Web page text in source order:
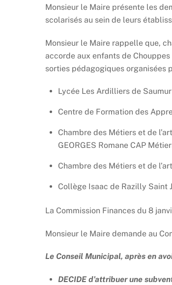
Monsieur le Maire présente les
scolarisés au sein de leurs
Monsieur le Maire rappelle que,
accorde aux enfants de
sorties pédagogiques organisées
Lycée Les Ardilliers de
Centre de Formation des
Chambre des Métiers et de
GEORGES Romane CAP
Chambre des Métiers et de
Collège Isaac de Razilly Saint
La Commission Finances du 8
Monsieur le Maire demande au
Le Conseil Municipal, après en
DECIDE d’attribuer une